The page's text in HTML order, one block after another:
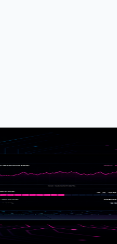
过程
过程。从最初怀疑博客
飙到 60。这是一份 Intel Mac